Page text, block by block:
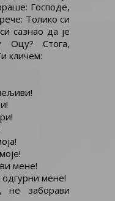
Господе,
Толико си
сазнао да је
Стога,
кличем:
мене!
мене!
не заборави